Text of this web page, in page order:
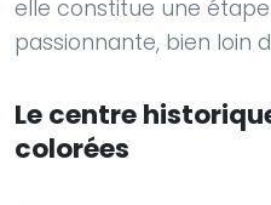
elle constitue une
passionnante, bien loin
Le centre
colorées